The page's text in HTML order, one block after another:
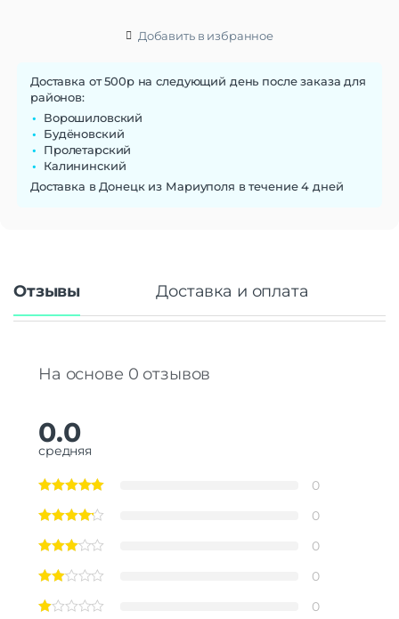
Добавить в избранное
Доставка от 500р на следующий день после заказа для
районов:
Ворошиловский
Будёновский
Пролетарский
Калининский
Доставка в Донецк из Мариуполя в течение 4 дней
Отзывы Доставка и оплата
На основе 0 отзывов
0.0
средняя
0
0
0
0
0